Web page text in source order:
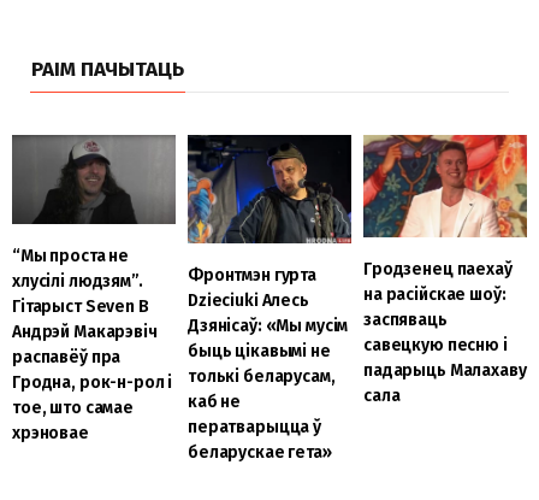
РАІМ ПАЧЫТАЦЬ
“Мы проста не
хлусілі людзям”.
Гітарыст Seven B
Андрэй Макарэвіч
распавёў пра
Гродна, рок-н-рол і
тое, што самае
хрэновае
Фронтмэн гурта
Dzieciuki Алесь
Дзянісаў: «Мы мусім
быць цікавымі не
толькі беларусам,
каб не
ператварыцца ў
беларускае гета»
Гродзенец паехаў
на расійскае шоў:
заспяваць
савецкую песню і
падарыць Малахаву
сала